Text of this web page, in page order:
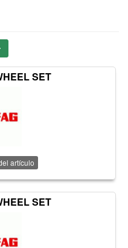
SET
artículo
SET